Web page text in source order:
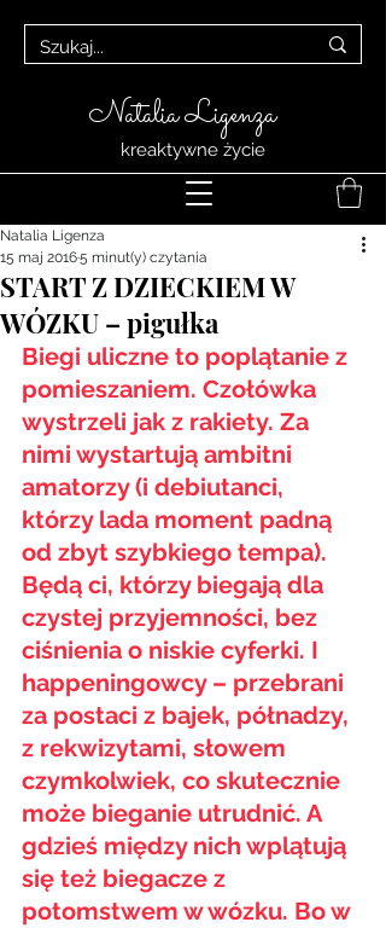
Natalia Ligenza
kreaktywne życie
START Z DZIECKIEM W
WÓZKU – pigułka
Natalia Ligenza
15 maj 20165 minut(y) czytania
Biegi uliczne to poplątanie z
pomieszaniem. Czołówka
wystrzeli jak z rakiety. Za
nimi wystartują ambitni
amatorzy (i debiutanci,
którzy lada moment padną
od zbyt szybkiego tempa).
Będą ci, którzy biegają dla
czystej przyjemności, bez
ciśnienia o niskie cyferki. I
happeningowcy – przebrani
za postaci z bajek, półnadzy,
z rekwizytami, słowem
czymkolwiek, co skutecznie
może bieganie utrudnić. A
gdzieś między nich wplątują
się też biegacze z
potomstwem w wózku. Bo w